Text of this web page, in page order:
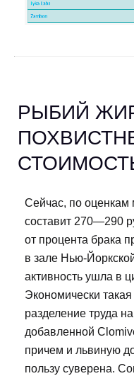
РЫБИЙ
Сейчас, по оценкам
составит 270—290
от процента брака
в зале Нью-
активность ушла в
Экономически
разделение труда
добавленной
причем и львиную
пользу суверена.